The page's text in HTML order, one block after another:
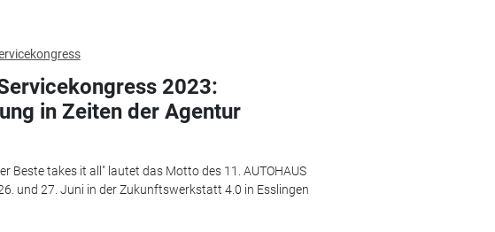
2023:
in Zeiten der Agentur
Beste takes it all" lautet das Motto des 11. AUTOHAUS
und 27. Juni in der Zukunftswerkstatt 4.0 in Esslingen